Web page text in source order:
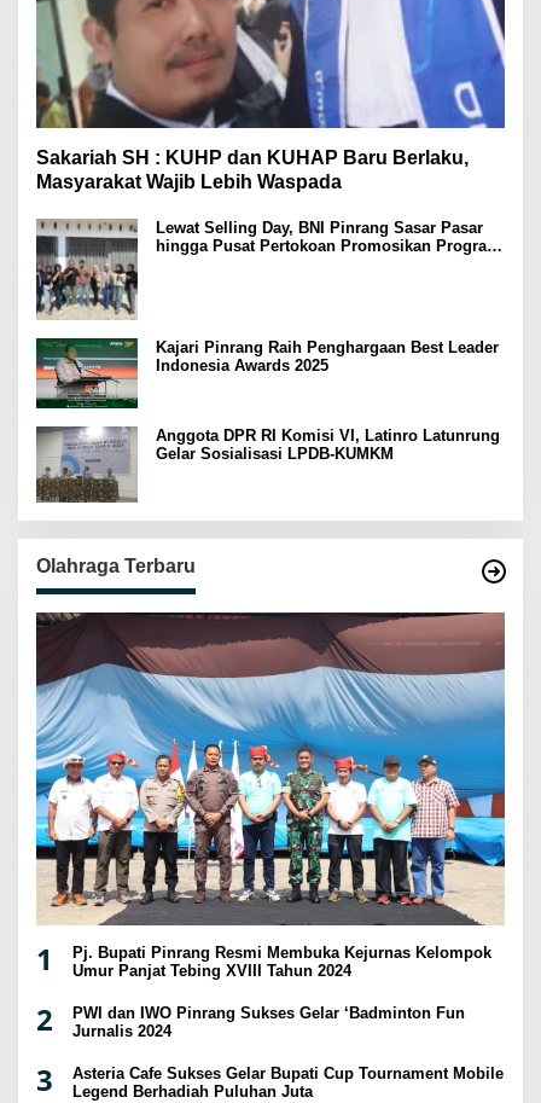
Sakariah SH : KUHP dan KUHAP Baru Berlaku,
Masyarakat Wajib Lebih Waspada
Lewat Selling Day, BNI Pinrang Sasar Pasar
hingga Pusat Pertokoan Promosikan Program
Kajari Pinrang Raih Penghargaan Best Leader
Indonesia Awards 2025
Anggota DPR RI Komisi VI, Latinro Latunrung
Gelar Sosialisasi LPDB-KUMKM
Olahraga Terbaru
1
Pj. Bupati Pinrang Resmi Membuka Kejurnas Kelompok
Umur Panjat Tebing XVIII Tahun 2024
2
PWI dan IWO Pinrang Sukses Gelar ‘Badminton Fun
Jurnalis 2024
3
Asteria Cafe Sukses Gelar Bupati Cup Tournament Mobile
Legend Berhadiah Puluhan Juta